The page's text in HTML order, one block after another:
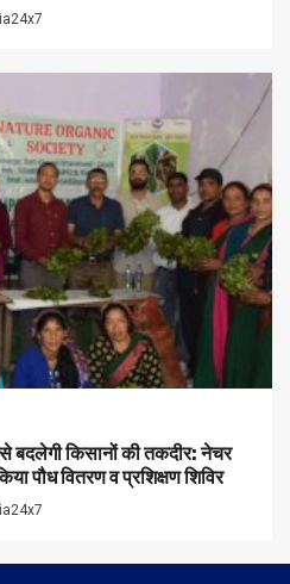
बदलेगी किसानों की तकदीर: नेचर
पौध वितरण व प्रशिक्षण शिविर